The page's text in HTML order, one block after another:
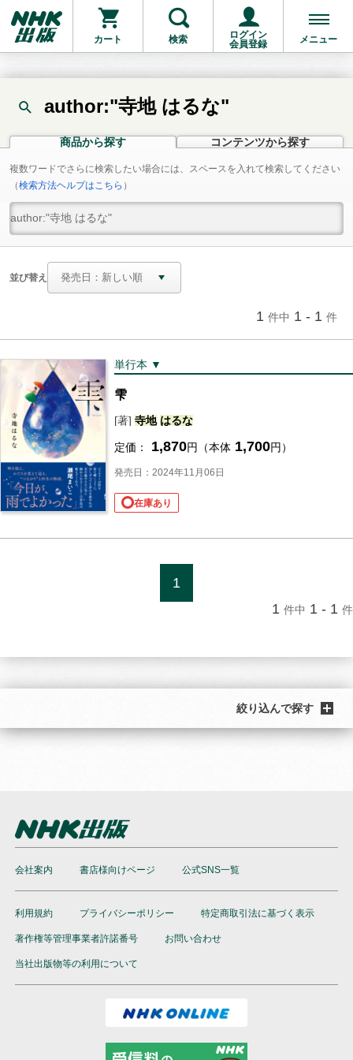
カート 検索
ログイン
会員登録
メニュー
author:"寺地 はるな"
商品から探す コンテンツから探す
複数ワードでさらに検索したい場合には、スペースを入れて検索してください
（検索方法ヘルプはこちら ）
並び替え
1 件中 1 - 1 件
単行本 ▼
雫
[著] 寺地 はるな
定価： 1,870円（本体 1,700円）
発売日：2024年11月06日
在庫あり
1
1 件中 1 - 1 件
絞り込んで探す
会社案内 書店様向けページ 公式SNS一覧
利用規約 プライバシーポリシー 特定商取引法に基づく表示
著作権等管理事業者許諾番号 お問い合わせ
当社出版物等の利用について